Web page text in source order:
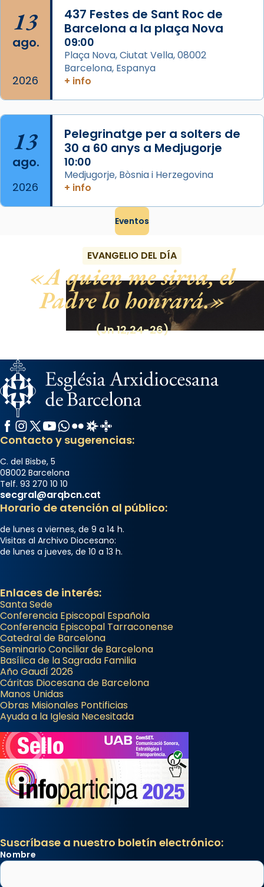
View on Facebook · Share
13
ago.
2026
437 Festes de Sant Roc de
Barcelona a la plaça Nova
09:00
Plaça Nova, Ciutat Vella, 08002
Barcelona, Espanya
+ info
13
ago.
2026
Pelegrinatge per a solters de
30 a 60 anys a Medjugorje
10:00
Medjugorje, Bòsnia i Herzegovina
+ info
Eventos
EVANGELIO DEL DÍA
A quien me sirva, el
Padre lo honrará.
(Jn 12,24-26)
Facebook
Instagram
X / Twitter
YouTube
WhatsApp
FlickrRadio Estel
Catalunya Cristiana
Contacto y sugerencias:
C. del Bisbe, 5
08002 Barcelona
Telf. 93 270 10 10
secgral@arqbcn.cat
Horario de atención al público:
de lunes a viernes, de 9 a 14 h.
Visitas al Archivo Diocesano:
de lunes a jueves, de 10 a 13 h.
Enlaces de interés:
Santa Sede
Conferencia Episcopal Española
Conferencia Episcopal Tarraconense
Catedral de Barcelona
Seminario Conciliar de Barcelona
Basílica de la Sagrada Familia
Año Gaudí 2026
Cáritas Diocesana de Barcelona
Manos Unidas
Obras Misionales Pontificias
Ayuda a la Iglesia Necesitada
Suscríbase a nuestro boletín electrónico:
Nombre